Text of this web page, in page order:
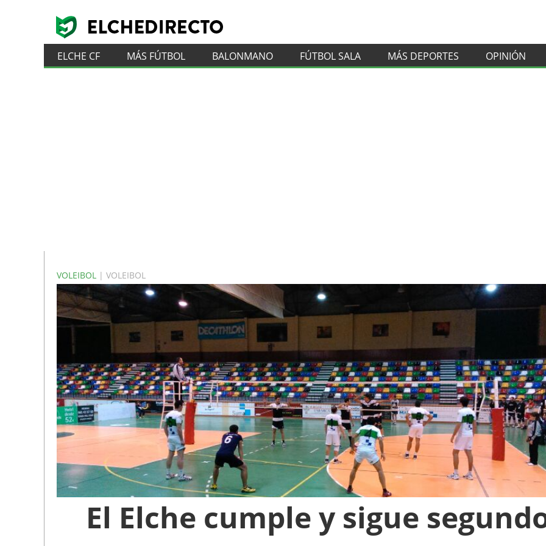
ELCHE CF MÁS FÚTBOL BALONMANO FÚTBOL SALA MÁS DEPORTES OPINIÓN
VOLEIBOL | VOLEIBOL
El Elche cumple y sigue